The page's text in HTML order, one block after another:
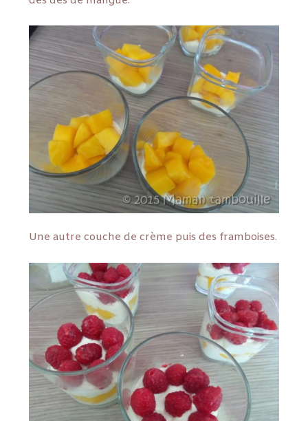
Une autre couche de crème puis des framboises.